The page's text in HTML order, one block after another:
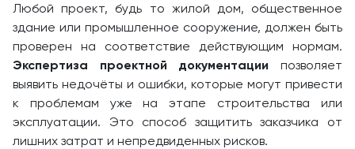
Любой проект, будь то жилой дом, общественное
здание или промышленное сооружение, должен быть
проверен на соответствие действующим нормам.
Экспертиза проектной документации позволяет
выявить недочёты и ошибки, которые могут привести
к проблемам уже на этапе строительства или
эксплуатации. Это способ защитить заказчика от
лишних затрат и непредвиденных рисков.